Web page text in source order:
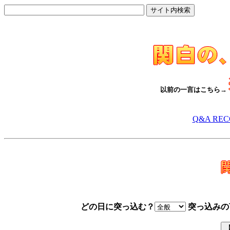
以前の一言はこちら→
Q&A
どの日に突っ込む？ 突っ込み